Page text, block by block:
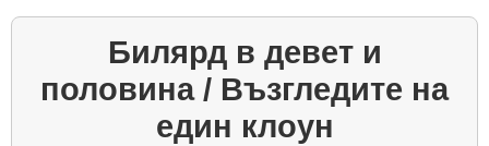
Билярд в девет и
половина / Възгледите на
един клоун